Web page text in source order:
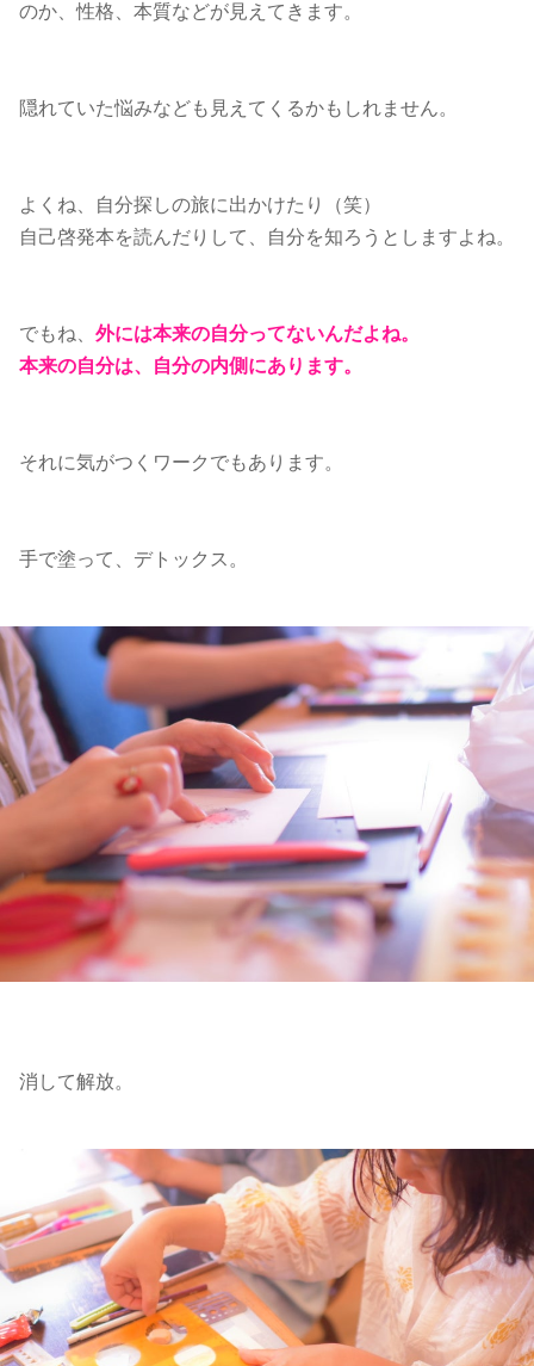
のか、性格、本質などが見えてきます。
隠れていた悩みなども見えてくるかもしれません。
よくね、自分探しの旅に出かけたり（笑）
自己啓発本を読んだりして、自分を知ろうとしますよね。
でもね、 外には本来の自分ってないんだよね。
本来の自分は、自分の内側にあります。
それに気がつくワークでもあります。
手で塗って、デトックス。
消して解放。